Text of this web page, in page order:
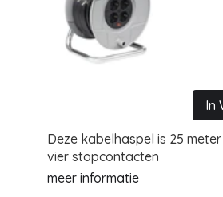
In
Deze kabelhaspel is 25
vier stopcontacten
meer informatie